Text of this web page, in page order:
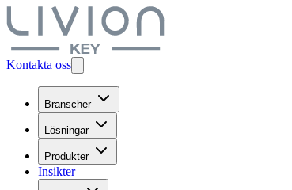
Kontakta oss
Branscher
Lösningar
Produkter
Insikter